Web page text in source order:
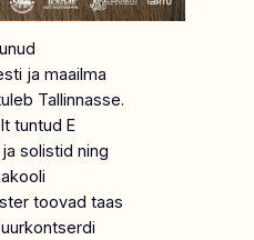
ja maailma
Tallinnasse.
tuntud E
solistid ning
toovad taas